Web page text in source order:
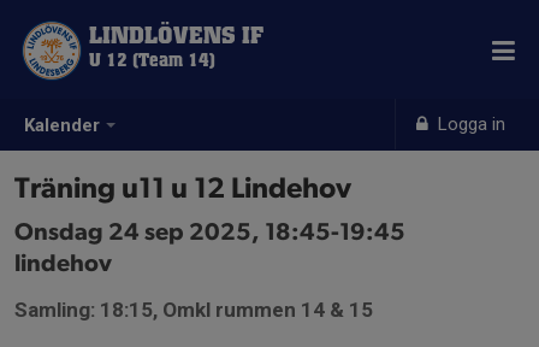
Kalender Logga in
LINDLÖVENS IF
U 12 (Team 14)
Träning u11 u 12 Lindehov
Onsdag 24 sep 2025, 18:45-19:45
lindehov
Samling: 18:15, Omkl rummen 14 & 15